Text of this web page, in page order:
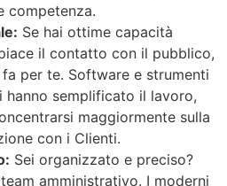
competenza.
Se hai ottime capacità
il contatto con il pubblico,
per te. Software e strumenti
hanno semplificato il lavoro,
maggiormente sulla
con i Clienti.
Sei organizzato e preciso?
amministrativo. I moderni